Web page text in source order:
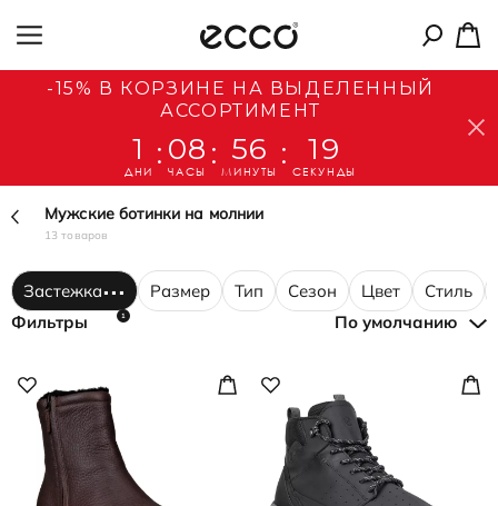
-15% В КОРЗИНЕ НА ВЫДЕЛЕННЫЙ
АССОРТИМЕНТ
1
ДНИ
: 08
ЧАСЫ
: 56
МИНУТЫ
: 19
СЕКУНДЫ
Мужские ботинки на молнии
13 товаров
Размер Тип Сезон Цвет Стиль
Застежка
1
Фильтры По умолчанию